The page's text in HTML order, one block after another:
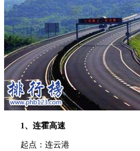
1、连霍高速
起点：连云港